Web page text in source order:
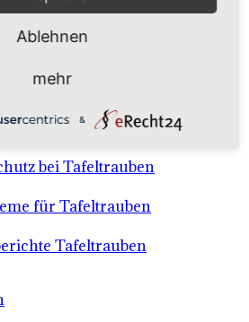
Recht
A-Z Sortenbeschreibungen
- rechtliche
bei Tafeltrauben
für Tafeltrauben
Tafeltrauben
Ablehnen
mehr
&